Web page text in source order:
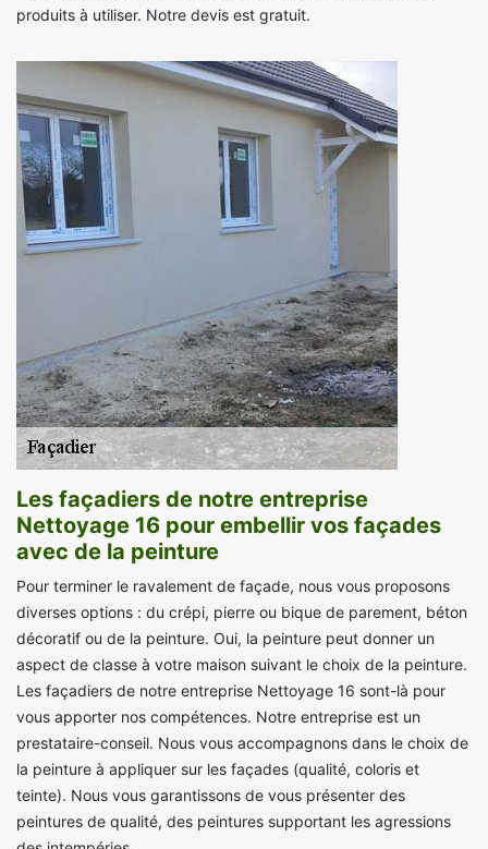
produits à utiliser. Notre devis est gratuit.
Les façadiers de notre entreprise
Nettoyage 16 pour embellir vos façades
avec de la peinture
Pour terminer le ravalement de façade, nous vous proposons
diverses options : du crépi, pierre ou bique de parement, béton
décoratif ou de la peinture. Oui, la peinture peut donner un
aspect de classe à votre maison suivant le choix de la peinture.
Les façadiers de notre entreprise Nettoyage 16 sont-là pour
vous apporter nos compétences. Notre entreprise est un
prestataire-conseil. Nous vous accompagnons dans le choix de
la peinture à appliquer sur les façades (qualité, coloris et
teinte). Nous vous garantissons de vous présenter des
peintures de qualité, des peintures supportant les agressions